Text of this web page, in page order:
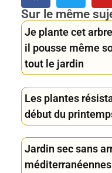
Sur le même
Je plante cet
il pousse même
tout le jardin
Les plantes
début du
Jardin sec sans